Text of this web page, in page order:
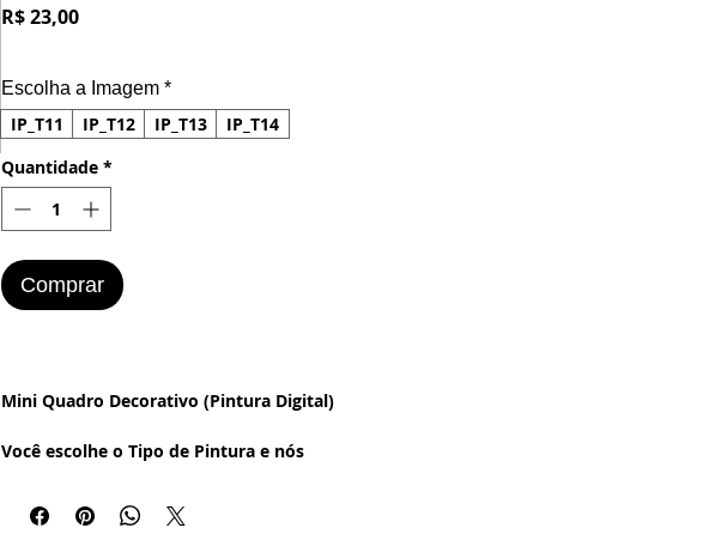
R$ 23,00Preço
Escolha a Imagem *
IP_T11 IP_T12 IP_T13
IP_T14
Quantidade *
Comprar
Mini Quadro Decorativo (Pintura Digital)
Você escolhe o Tipo de Pintura e nós
Decorativo.